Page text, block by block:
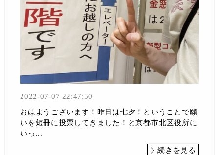
2022-07-07 22:47:50
おはようございます！昨日は七夕！ということで願
いを短冊に投票してきました！と京都市北区役所に
いっ...
続きを見る